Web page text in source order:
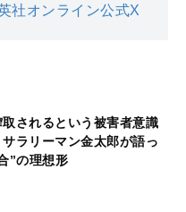
社オンライン公式X
取されるという被害者意識
ラリーマン金太郎が語っ
”の理想形